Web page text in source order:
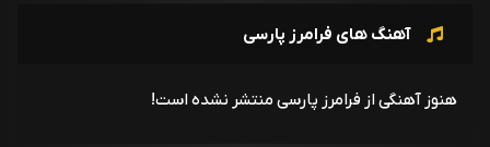
آهنگ های فرامرز پارسی
هنوز آهنگی از فرامرز پارسی منتشر نشده است!